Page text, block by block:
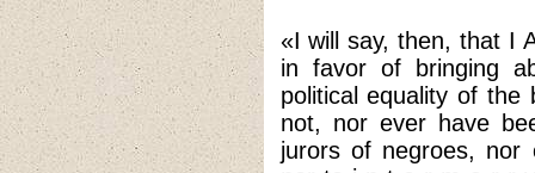
«I will say, then, that I
in favor of bringing
political equality of
not, nor ever have
jurors of negroes, nor